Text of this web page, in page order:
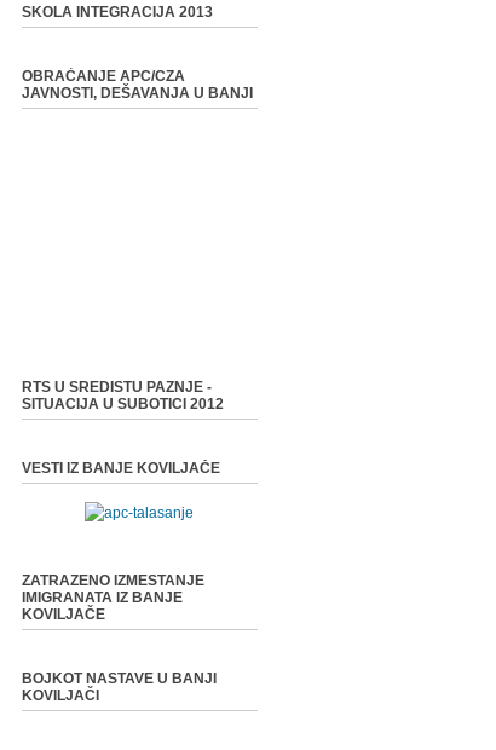
SKOLA INTEGRACIJA 2013
OBRAĆANJE APC/CZA
JAVNOSTI, DEŠAVANJA U BANJI
RTS U SREDISTU PAZNJE -
SITUACIJA U SUBOTICI 2012
VESTI IZ BANJE KOVILJAČE
ZATRAZENO IZMESTANJE
IMIGRANATA IZ BANJE
KOVILJAČE
BOJKOT NASTAVE U BANJI
KOVILJAČI